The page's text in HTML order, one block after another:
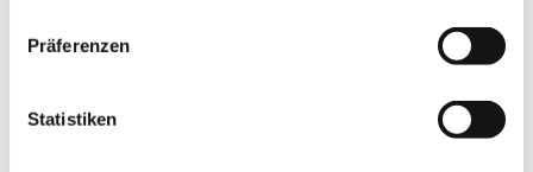
Präferenzen
Statistiken
gelungenes Gesamtpacket-
Danke allen, die gekommen sind, danke allen, die